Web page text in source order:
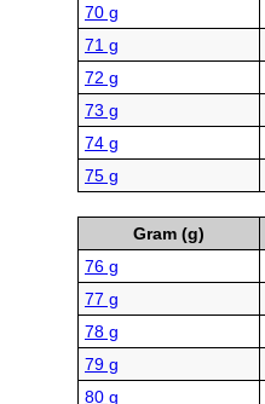
70 g
71 g
72 g
73 g
74 g
75 g
Gram (g)
76 g
77 g
78 g
79 g
80 g